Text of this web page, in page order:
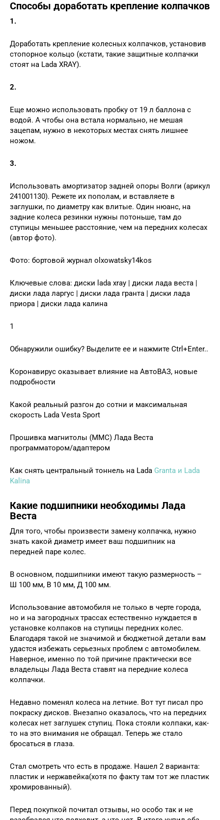
Способы доработать крепление колпачков
1.
Доработать крепление колесных колпачков, установив
стопорное кольцо (кстати, такие защитные колпачки
стоят на Lada XRAY).
2.
Еще можно использовать пробку от 19 л баллона с
водой. А чтобы она встала нормально, не мешая
зацепам, нужно в некоторых местах снять лишнее
ножом.
3.
Использовать амортизатор задней опоры Волги (арикул
241001130). Режете их пополам, и вставляете в
заглушки, по диаметру как влитые. Один нюанс, на
задние колеса резинки нужны потоньше, там до
ступицы меньшее расстояние, чем на передних колесах
(автор фото).
Фото: бортовой журнал olxowatsky14kos
Ключевые слова: диски lada xray | диски лада веста |
диски лада ларгус | диски лада гранта | диски лада
приора | диски лада калина
1
Обнаружили ошибку? Выделите ее и нажмите Ctrl+Enter..
Коронавирус оказывает влияние на АвтоВАЗ, новые
подробности
Какой реальный разгон до сотни и максимальная
скорость Lada Vesta Sport
Прошивка магнитолы (ММС) Лада Веста
программатором/адаптером
Как снять центральный тоннель на Lada Granta и Lada
Kalina
Какие подшипники необходимы Лада
Веста
Для того, чтобы произвести замену колпачка, нужно
знать какой диаметр имеет ваш подшипник на
передней паре колес.
В основном, подшипники имеют такую размерность –
Ш 100 мм, В 10 мм, Д 100 мм.
Использование автомобиля не только в черте города,
но и на загородных трассах естественно нуждается в
установке колпаков на ступицы передних колес.
Благодаря такой не значимой и бюджетной детали вам
удастся избежать серьезных проблем с автомобилем.
Наверное, именно по той причине практически все
владельцы Лада Веста ставят на передние колеса
колпачки.
Недавно поменял колеса на летние. Вот тут писал про
покраску дисков. Внезапно оказалось, что на передних
колесах нет заглушек ступиц. Пока стояли колпаки, как-
то на это внимания не обращал. Теперь же стало
бросаться в глаза.
Стал смотреть что есть в продаже. Нашел 2 варианта:
пластик и нержавейка(хотя по факту там тот же пластик
хромированный).
Перед покупкой почитал отзывы, но особо так и не